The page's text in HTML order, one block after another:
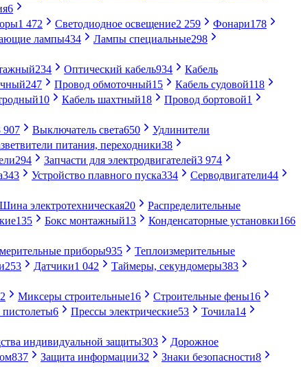
6
1 472 Светодиодное освещение2 259 Фонари178
лампы434 Лампы специальные298
234 Оптический кабель934
Кабель
247 Провод обмоточный15 Кабель судовой118
10 Кабель шахтный18 Провод бортовой1
907 Выключатель света650
Удлинители
питания, переходники38
294 Запчасти для электродвигателей3 974
343 Устройство плавного пуска334 Серводвигатели44
Шина электротехническая20
Распределительные
135 Бокс монтажный13 Конденсаторные установки166
приборы935
Теплоизмерительные
253 Датчики1 042 Таймеры, секундомеры383
2 Миксеры строительные16 Строительные фены16
6 Прессы электрические53 Точила14
индивидуальной защиты303
Дорожное
837 Защита информации32 Знаки безопасности8